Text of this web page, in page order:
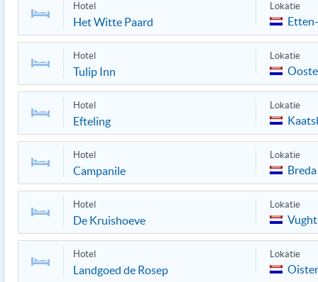
Hotel
Het Witte Paard
Lokatie
Hotel
Tulip Inn
Lokatie
Hotel
Efteling
Lokatie
Hotel
Campanile
Lokatie
Breda
Hotel
De Kruishoeve
Lokatie
Vught
Hotel
Landgoed de Rosep
Lokatie